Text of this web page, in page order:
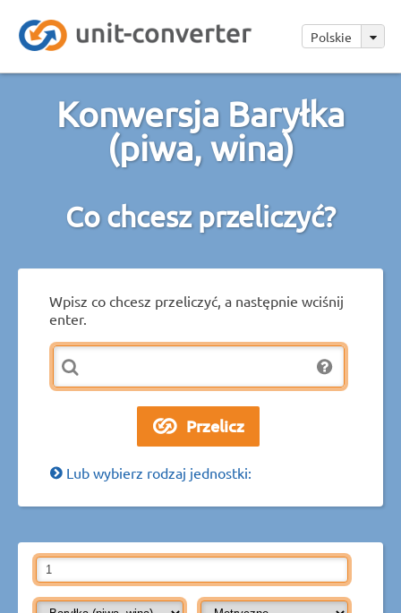
Polskie
Konwersja Baryłka
(piwa, wina)
Co chcesz przeliczyć?
Wpisz co chcesz przeliczyć, a następnie wciśnij
enter.
Lub wybierz rodzaj jednostki: